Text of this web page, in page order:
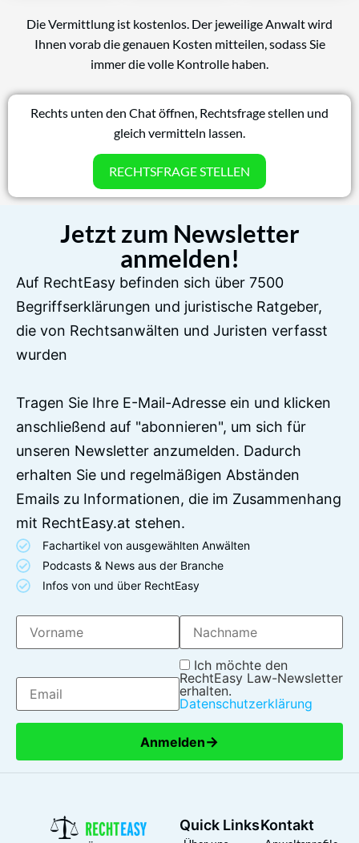
Die Vermittlung ist kostenlos. Der jeweilige Anwalt wird
Ihnen vorab die genauen Kosten mitteilen, sodass Sie
immer die volle Kontrolle haben.
Rechts unten den Chat öffnen, Rechtsfrage stellen und
gleich vermitteln lassen.
RECHTSFRAGE STELLEN
Jetzt zum Newsletter
anmelden!
Auf RechtEasy befinden sich über 7500
Begriffserklärungen und juristische Ratgeber,
die von Rechtsanwälten und Juristen verfasst
wurden
Tragen Sie Ihre E-Mail-Adresse ein und klicken
anschließend auf "abonnieren", um sich für
unseren Newsletter anzumelden. Dadurch
erhalten Sie und regelmäßigen Abständen
Emails zu Informationen, die im Zusammenhang
mit RechtEasy.at stehen.
Fachartikel von ausgewählten Anwälten
Podcasts & News aus der Branche
Infos von und über RechtEasy
Ich möchte den
RechtEasy Law-Newsletter
erhalten.
Datenschutzerklärung
Anmelden→
Quick LinksKontakt